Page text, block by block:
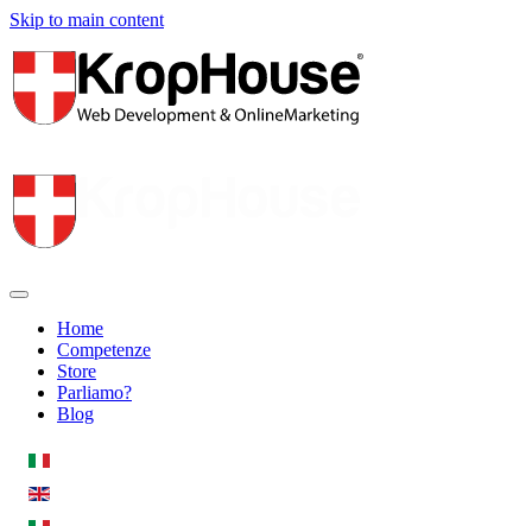
Skip to main content
Home
Competenze
Store
Parliamo?
Blog